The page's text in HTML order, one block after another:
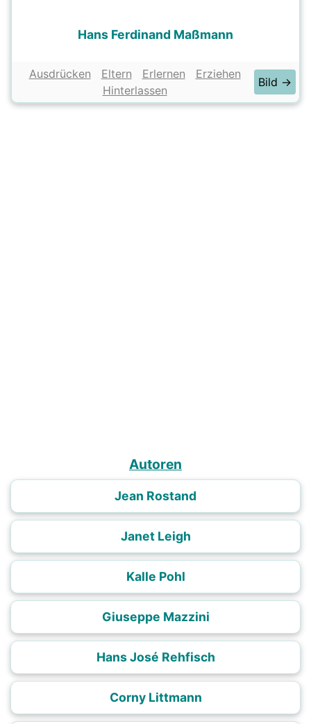
Hans Ferdinand Maßmann
Ausdrücken Eltern Erlernen
Erziehen
Hinterlassen
Bild →
Autoren
Jean Rostand
Janet Leigh
Kalle Pohl
Giuseppe Mazzini
Hans José Rehfisch
Corny Littmann